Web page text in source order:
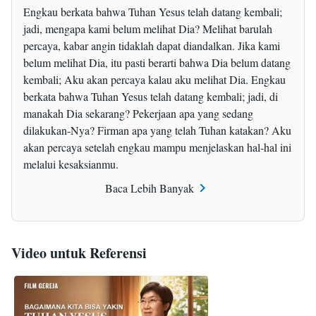
manusia, menanggung dosa manusia, dan bahkan
menanggung segala pelanggaran manusia serta
membebaskan manusia dari dosa. Mereka
merindukan Yesus sang Juruselamat tetap sama
seperti sebelumnya—Juruselamat yang dicintai,
manis, dan dipuja, yang tak pernah murka terhadap
manusia, dan tak pernah mencela manusia.
Juruselamat ini mengampuni dan menanggung
semua dosa manusia, dan bahkan mati di atas kayu
pergi, murid-murid yang mengikuti-Nya, dan semua
orang kudus yang diselamatkan berkat nama-Nya,
penuh harap. Semua orang yang diselamatkan oleh
kasih karunia Yesus Kristus selama Zaman Kasih
Engkau berkata bahwa Tuhan Yesus telah datang kembali;
jadi, mengapa kami belum melihat Dia? Melihat barulah
percaya, kabar angin tidaklah dapat diandalkan. Jika kami
belum melihat Dia, itu pasti berarti bahwa Dia belum datang
kembali; Aku akan percaya kalau aku melihat Dia. Engkau
berkata bahwa Tuhan Yesus telah datang kembali; jadi, di
manakah Dia sekarang? Pekerjaan apa yang sedang
dilakukan-Nya? Firman apa yang telah Tuhan katakan? Aku
akan percaya setelah engkau mampu menjelaskan hal-hal ini
melalui kesaksianmu.
Baca Lebih Banyak
Video untuk Referensi